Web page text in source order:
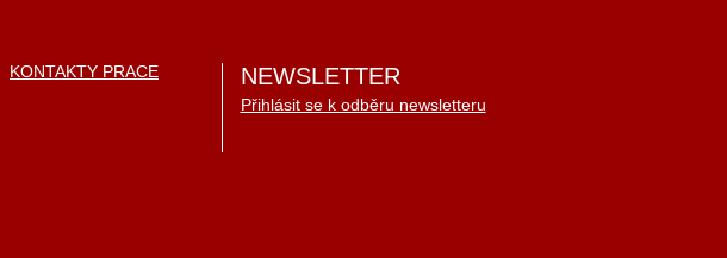
KONTAKTY PRACE NEWSLETTER
Přihlásit se k odběru newsletteru